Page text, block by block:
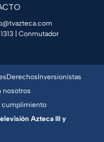
| Conmutador
DerechosInversionistas
nosotros
cumplimiento
Azteca III y